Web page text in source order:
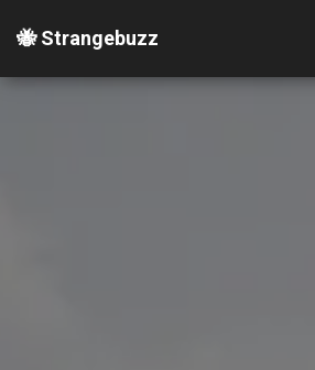
🐝 Strangebuzz